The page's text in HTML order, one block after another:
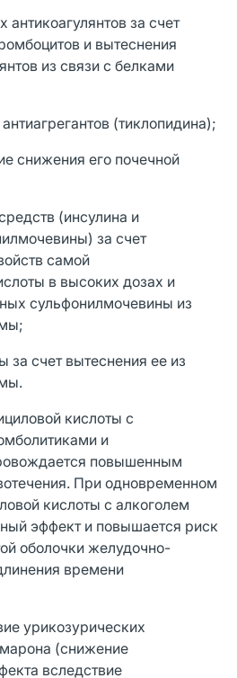
за счет
и вытеснения
из связи с белками
(тиклопидина);
снижения его почечной
(инсулина и
за счет
самой
в высоких дозах и
сульфонилмочевины из
за счет вытеснения ее из
кислоты с
и
повышенным
При одновременном
кислоты с алкоголем
эффект и повышается риск
оболочки желудочно-
времени
урикозурических
(снижение
вследствие